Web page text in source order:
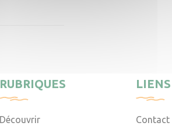
RUBRIQUES
Découvrir Contact